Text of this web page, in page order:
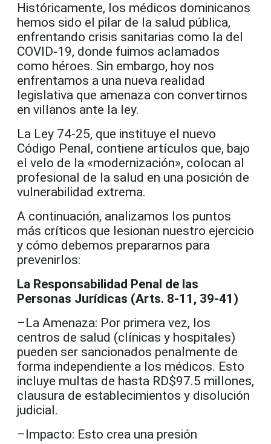
Históricamente, los médicos dominicanos
hemos sido el pilar de la salud pública,
enfrentando crisis sanitarias como la del
COVID-19, donde fuimos aclamados
como héroes. Sin embargo, hoy nos
enfrentamos a una nueva realidad
legislativa que amenaza con convertirnos
en villanos ante la ley.
La Ley 74-25, que instituye el nuevo
Código Penal, contiene artículos que, bajo
el velo de la «modernización», colocan al
profesional de la salud en una posición de
vulnerabilidad extrema.
A continuación, analizamos los puntos
más críticos que lesionan nuestro ejercicio
y cómo debemos prepararnos para
prevenirlos:
La Responsabilidad Penal de las
Personas Jurídicas (Arts. 8-11, 39-41)
–La Amenaza: Por primera vez, los
centros de salud (clínicas y hospitales)
pueden ser sancionados penalmente de
forma independiente a los médicos. Esto
incluye multas de hasta RD$97.5 millones,
clausura de establecimientos y disolución
judicial.
–Impacto: Esto crea una presión